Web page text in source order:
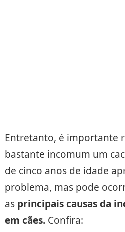
Entretanto, é importante
bastante incomum um
de cinco anos de idade
problema, mas pode
as principais causas da
em cães. Confira: